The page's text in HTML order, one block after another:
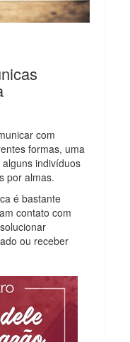
com
formas, uma
indivíduos
por almas.
é bastante
contato com
ou receber